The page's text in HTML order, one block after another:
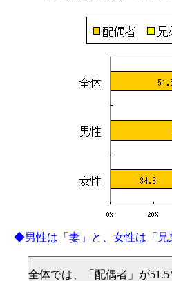
◆男性は「妻」と、女性は「兄
全体では、「配偶者」が